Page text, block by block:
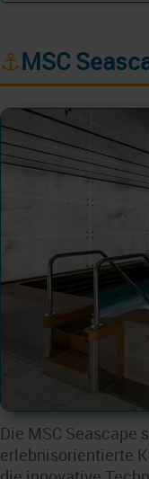
⚓MSC
Die MSC Seascape
erlebnisorientierte